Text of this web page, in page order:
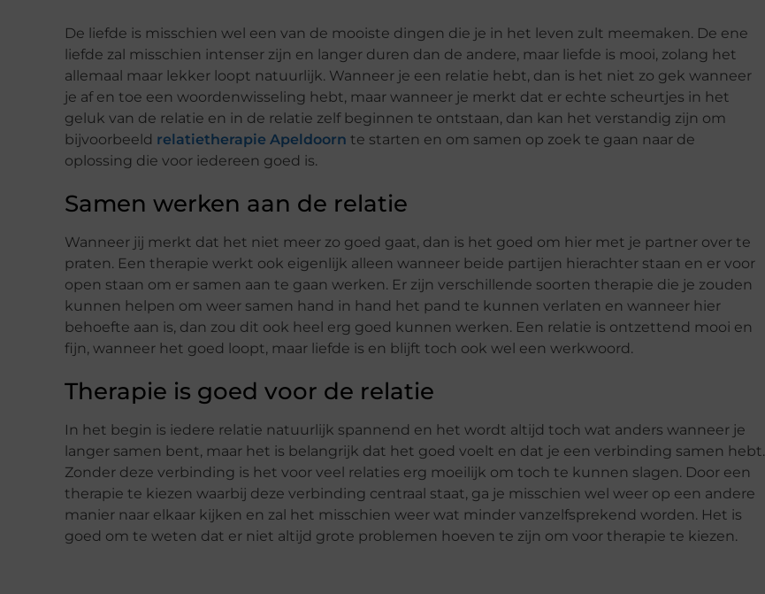
De liefde is misschien wel een van de mooiste dingen die je in het leven zult meemaken. De ene
liefde zal misschien intenser zijn en langer duren dan de andere, maar liefde is mooi, zolang het
allemaal maar lekker loopt natuurlijk. Wanneer je een relatie hebt, dan is het niet zo gek wanneer
je af en toe een woordenwisseling hebt, maar wanneer je merkt dat er echte scheurtjes in het
geluk van de relatie en in de relatie zelf beginnen te ontstaan, dan kan het verstandig zijn om
bijvoorbeeld relatietherapie Apeldoorn te starten en om samen op zoek te gaan naar de
oplossing die voor iedereen goed is.
Samen werken aan de relatie
Wanneer jij merkt dat het niet meer zo goed gaat, dan is het goed om hier met je partner over te
praten. Een therapie werkt ook eigenlijk alleen wanneer beide partijen hierachter staan en er voor
open staan om er samen aan te gaan werken. Er zijn verschillende soorten therapie die je zouden
kunnen helpen om weer samen hand in hand het pand te kunnen verlaten en wanneer hier
behoefte aan is, dan zou dit ook heel erg goed kunnen werken. Een relatie is ontzettend mooi en
fijn, wanneer het goed loopt, maar liefde is en blijft toch ook wel een werkwoord.
Therapie is goed voor de relatie
In het begin is iedere relatie natuurlijk spannend en het wordt altijd toch wat anders wanneer je
langer samen bent, maar het is belangrijk dat het goed voelt en dat je een verbinding samen hebt.
Zonder deze verbinding is het voor veel relaties erg moeilijk om toch te kunnen slagen. Door een
therapie te kiezen waarbij deze verbinding centraal staat, ga je misschien wel weer op een andere
manier naar elkaar kijken en zal het misschien weer wat minder vanzelfsprekend worden. Het is
goed om te weten dat er niet altijd grote problemen hoeven te zijn om voor therapie te kiezen.